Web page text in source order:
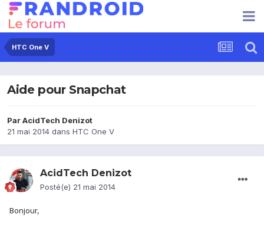
HTC One V
Aide pour Snapchat
ParAcidTech Denizot
21 mai 2014 dans HTC One V
AcidTech Denizot
Posté(e) 21 mai 2014
Bonjour,